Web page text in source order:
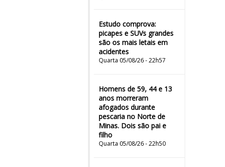
Estudo comprova:
picapes e SUVs grandes
são os mais letais em
acidentes
Quarta 05/08/26 - 22h57
Homens de 59, 44 e 13
anos morreram
afogados durante
pescaria no Norte de
Minas. Dois são pai e
filho
Quarta 05/08/26 - 22h50